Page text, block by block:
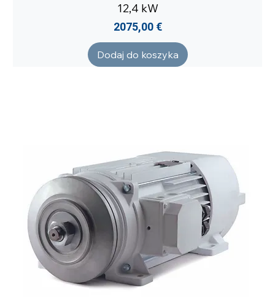
12,4 kW
Cena
2075,00 €
Dodaj do koszyka